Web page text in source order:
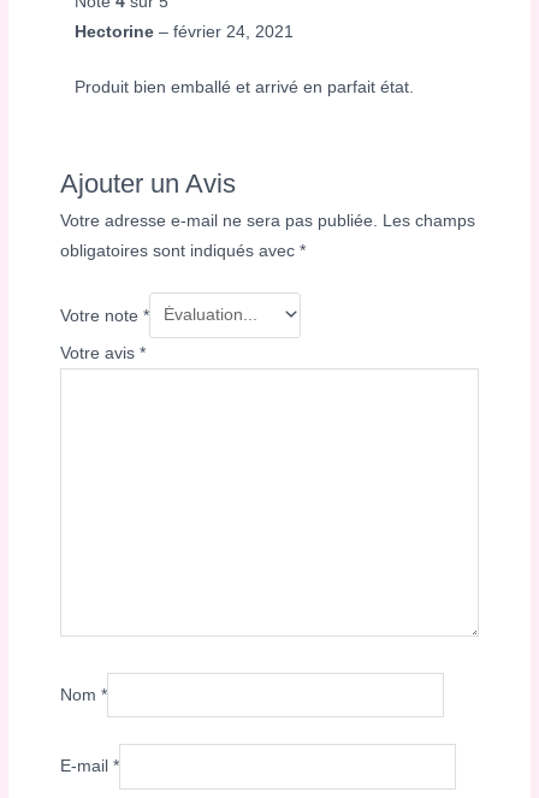
Hectorine– février 24, 2021
Produit bien emballé et arrivé en parfait état.
Ajouter un Avis
Votre adresse e-mail ne sera pas publiée.
Les champs
obligatoires sont indiqués avec*
Votre note*
Votre avis*
Nom*
E-mail*